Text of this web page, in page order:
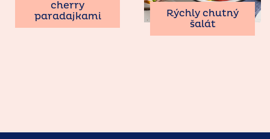
cherry
paradajkami
Rýchly chutný
šalát